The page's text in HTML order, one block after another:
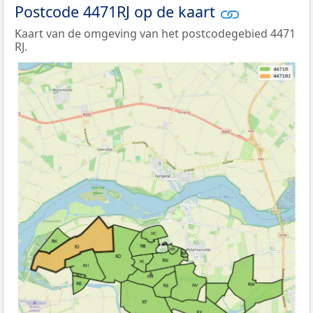
Postcode 4471RJ op de kaart
Kaart van de omgeving van het postcodegebied 4471
RJ.